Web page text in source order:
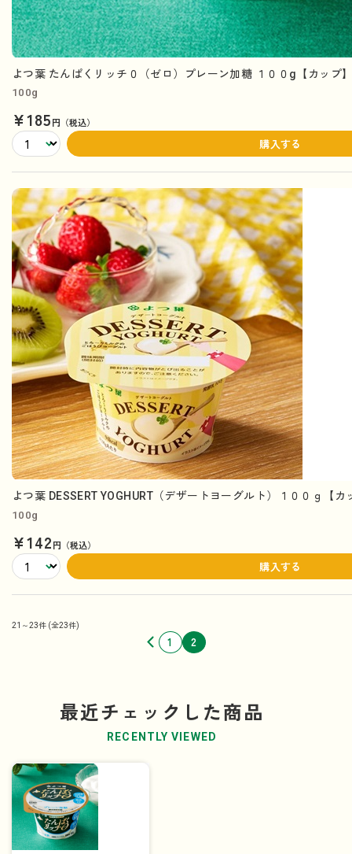
よつ葉 たんぱくリッチ０（ゼロ）プレーン加糖 １００g【カップ
100g
¥185円（税込）
購入する
よつ葉 DESSERT YOGHURT（デザートヨーグルト）１００ｇ【
100g
¥142円（税込）
購入する
21～23件 (全23件)
1 2
最近チェックした商品
RECENTLY VIEWED